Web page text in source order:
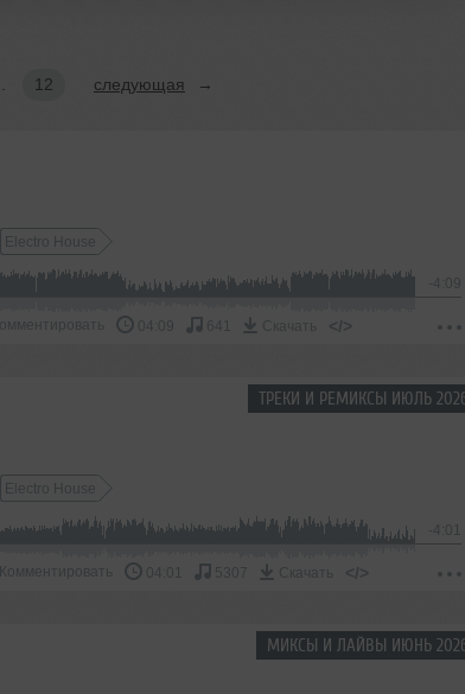
12 следующая →
Electro House
-4:09
Комментировать 04:09 641 Скачать </>
ТРЕКИ И РЕМИКСЫ ИЮЛЬ
Electro House
-4:01
Комментировать 04:01 5307 Скачать </>
МИКСЫ И ЛАЙВЫ ИЮНЬ